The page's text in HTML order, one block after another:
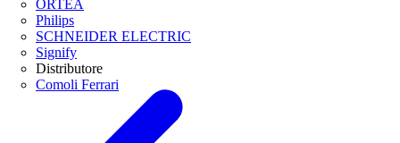
ORTEA
Philips
SCHNEIDER ELECTRIC
Signify
Distributore
Comoli Ferrari